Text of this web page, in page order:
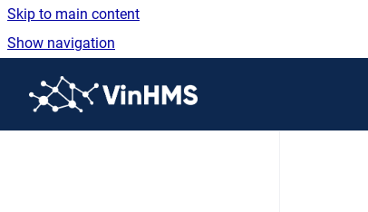
Skip to main content
Show navigation